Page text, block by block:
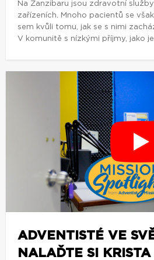
Na Zanzibaru jsou zdravotní
zařízeních. Mnoho pacientů se
sem kvůli tomu, jak se s nimi
V komunitě s nízkými příjmy, jako
ADVENTISTÉ VE
NALAĎTE SI KRISTA